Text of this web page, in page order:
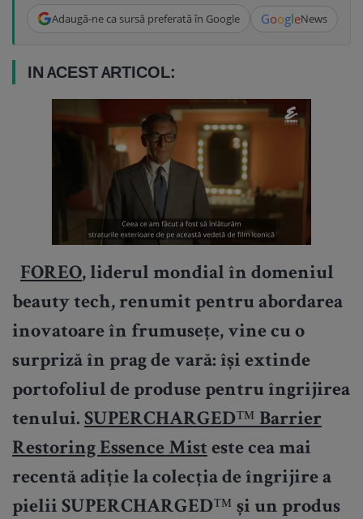
Adaugă-ne ca sursă preferată în Google GoogleNews
IN ACEST ARTICOL:
FOREO, liderul mondial în domeniul
beauty tech, renumit pentru abordarea
inovatoare în frumusețe, vine cu o
surpriză în prag de vară: își extinde
portofoliul de produse pentru îngrijirea
tenului. SUPERCHARGED™ Barrier
Restoring Essence Mist este cea mai
recentă adiție la colecția de îngrijire a
pielii SUPERCHARGED™ și un produs